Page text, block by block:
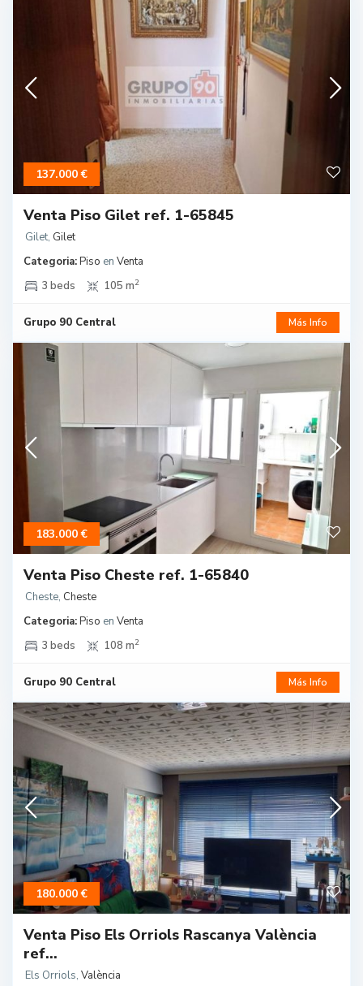
137.000 €
Venta Piso Gilet ref. 1-65845
Gilet, Gilet
Categoria:Piso en Venta
3 beds
105 m2
Grupo 90 Central Más Info
183.000 €
Venta Piso Cheste ref. 1-65840
Cheste, Cheste
Categoria:Piso en Venta
3 beds
108 m2
Grupo 90 Central Más Info
180.000 €
Venta Piso Els Orriols Rascanya València
ref...
Els Orriols, València